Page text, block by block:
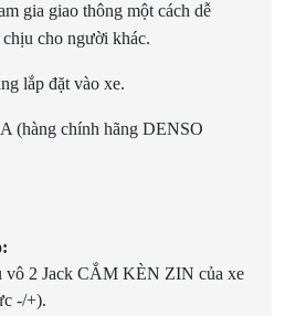
gia giao thông một cách dễ
cho người khác.
lắp đặt vào xe.
(hàng chính hãng DENSO
vô 2 Jack CẮM KÈN ZIN của xe
-/+).